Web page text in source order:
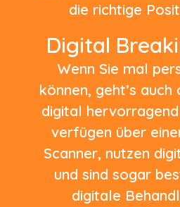
die richtige
Digital
Wenn Sie mal
können, geht’s auch
digital
verfügen über
Scanner, nutzen
und sind sogar
digitale